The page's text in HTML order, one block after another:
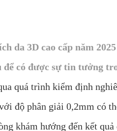
da 3D cao cấp năm 2025
có được sự tin tưởng
quá trình kiểm định
độ phân giải 0,2mm có
khám hướng đến kết quả